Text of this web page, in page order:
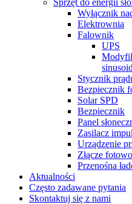
Sprzęt do energii
Wyłącznik
Elektrownia
Falownik
UPS
Stycznik
Bezpiecznik
Solar SPD
Bezpiecznik
Panel
Zasilacz
Urządzenie
Złącze
Przenośna
Aktualności
Często zadawane pytania
Skontaktuj się z nami